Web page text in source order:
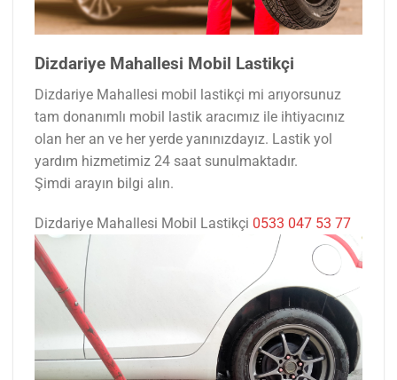
Dizdariye Mahallesi Mobil Lastikçi
Dizdariye Mahallesi mobil lastikçi mi arıyorsunuz
tam donanımlı mobil lastik aracımız ile ihtiyacınız
olan her an ve her yerde yanınızdayız. Lastik yol
yardım hizmetimiz 24 saat sunulmaktadır.
Şimdi arayın bilgi alın.
Dizdariye Mahallesi Mobil Lastikçi 0533 047 53 77